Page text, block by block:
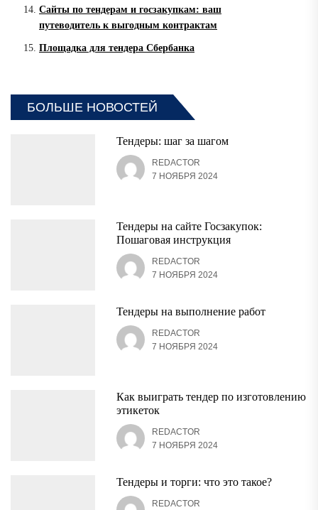
Сайты по тендерам и госзакупкам: ваш
путеводитель к выгодным контрактам
Площадка для тендера Сбербанка
БОЛЬШЕ НОВОСТЕЙ
Тендеры: шаг за шагом
REDACTOR
7 НОЯБРЯ 2024
Тендеры на сайте Госзакупок:
Пошаговая инструкция
REDACTOR
7 НОЯБРЯ 2024
Тендеры на выполнение работ
REDACTOR
7 НОЯБРЯ 2024
Как выиграть тендер по изготовлению
этикеток
REDACTOR
7 НОЯБРЯ 2024
Тендеры и торги: что это такое?
REDACTOR